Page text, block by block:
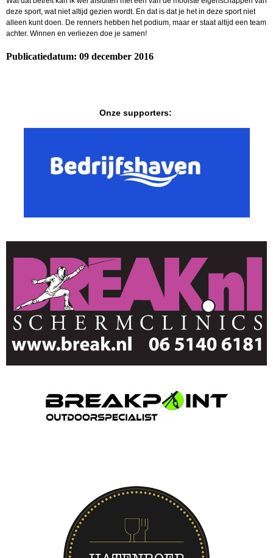
deze sport, wat niet altijd gezien wordt. En dat is dat je het in deze sport niet
alleen kunt doen. De renners hebben het podium, maar er staat altijd een team
achter. Winnen en verliezen doe je samen!
Publicatiedatum: 09 december 2016
Onze supporters: